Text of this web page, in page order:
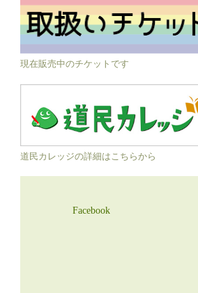
現在販売中のチケットです
道民カレッジの詳細はこちらから
Facebook